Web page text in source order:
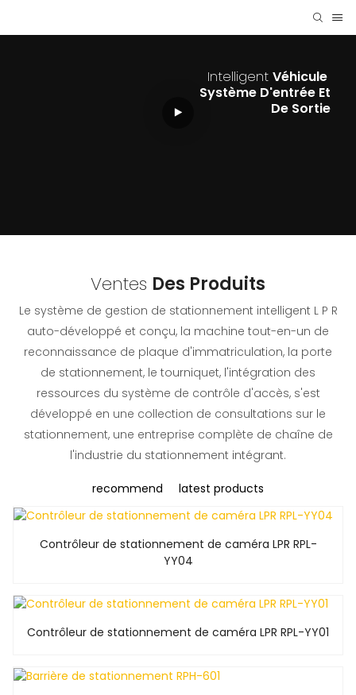
IntelligentVéhicule
Système D'entrée Et
De Sortie
Ventes Des Produits
Le système de gestion de stationnement intelligent L P R
auto-développé et conçu, la machine tout-en-un de
reconnaissance de plaque d'immatriculation, la porte
de stationnement, le tourniquet, l'intégration des
ressources du système de contrôle d'accès, s'est
développé en une collection de consultations sur le
stationnement, une entreprise complète de chaîne de
l'industrie du stationnement intégrant.
recommend latest products
Contrôleur de stationnement de caméra LPR RPL-
YY04
Contrôleur de stationnement de caméra LPR RPL-YY01